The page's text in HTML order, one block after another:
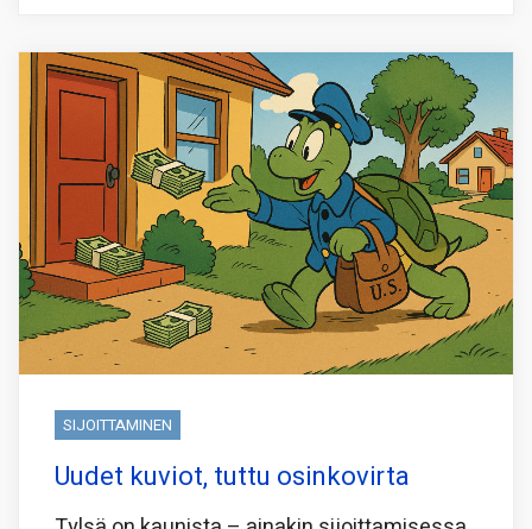
SIJOITTAMINEN
Uudet kuviot, tuttu osinkovirta